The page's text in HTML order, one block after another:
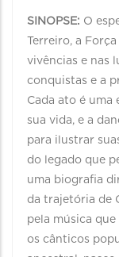
SINOPSE: O
Terreiro, a
vivências e nas
conquistas e a
Cada ato é uma
sua vida, e a
para ilustrar
do legado que
uma biografia
da trajetória de
pela música
os cânticos